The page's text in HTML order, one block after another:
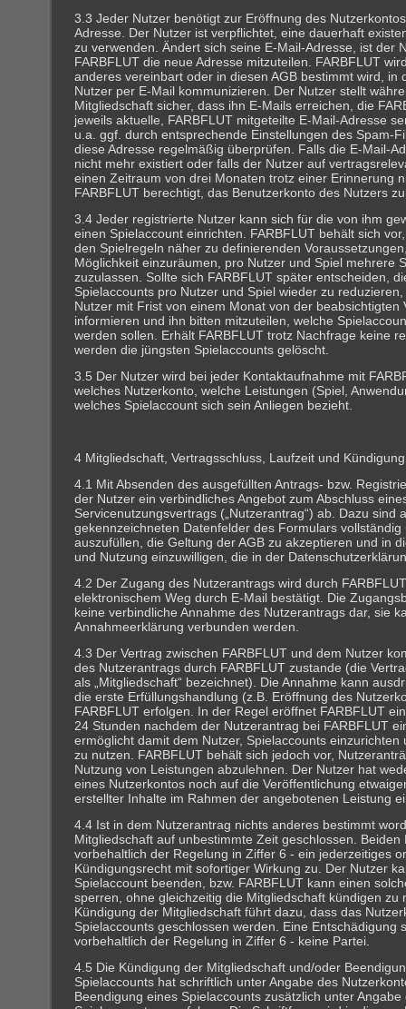
3.3 Jeder Nutzer benötigt zur Eröffnung des
Adresse. Der Nutzer ist verpflichtet, eine dauerhaft
zu verwenden. Ändert sich seine E-Mail-Adresse, ist der
FARBFLUT die neue Adresse mitzuteilen. FARBFLUT
anderes vereinbart oder in diesen AGB bestimmt wird, in
Nutzer per E-Mail kommunizieren. Der Nutzer stellt
Mitgliedschaft sicher, dass ihn E-Mails erreichen, die
jeweils aktuelle, FARBFLUT mitgeteilte E-Mail-Adresse
u.a. ggf. durch entsprechende Einstellungen des Spam-
diese Adresse regelmäßig überprüfen. Falls die E-Mail-
nicht mehr existiert oder falls der Nutzer auf
einen Zeitraum von drei Monaten trotz einer Erinnerung
FARBFLUT berechtigt, das Benutzerkonto des Nutzers
3.4 Jeder registrierte Nutzer kann sich für die von ihm
einen Spielaccount einrichten. FARBFLUT behält sich
den Spielregeln näher zu definierenden
Möglichkeit einzuräumen, pro Nutzer und Spiel mehrere
zuzulassen. Sollte sich FARBFLUT später entscheiden,
Spielaccounts pro Nutzer und Spiel wieder zu
Nutzer mit Frist von einem Monat von der beabsichtigten
informieren und ihn bitten mitzuteilen, welche
werden sollen. Erhält FARBFLUT trotz Nachfrage keine
werden die jüngsten Spielaccounts gelöscht.
3.5 Der Nutzer wird bei jeder Kontaktaufnahme mit
welches Nutzerkonto, welche Leistungen (Spiel,
welches Spielaccount sich sein Anliegen bezieht.
4 Mitgliedschaft, Vertragsschluss, Laufzeit und Kündigung
4.1 Mit Absenden des ausgefüllten Antrags- bzw.
der Nutzer ein verbindliches Angebot zum Abschluss
Servicenutzungsvertrags („Nutzerantrag“) ab. Dazu sind
gekennzeichneten Datenfelder des Formulars vollständig
auszufüllen, die Geltung der AGB zu akzeptieren und in
und Nutzung einzuwilligen, die in der
4.2 Der Zugang des Nutzerantrags wird durch
elektronischem Weg durch E-Mail bestätigt. Die
keine verbindliche Annahme des Nutzerantrags dar, sie
Annahmeerklärung verbunden werden.
4.3 Der Vertrag zwischen FARBFLUT und dem Nutzer
des Nutzerantrags durch FARBFLUT zustande (die
als „Mitgliedschaft“ bezeichnet). Die Annahme kann
die erste Erfüllungshandlung (z.B. Eröffnung des
FARBFLUT erfolgen. In der Regel eröffnet FARBFLUT
24 Stunden nachdem der Nutzerantrag bei FARBFLUT
ermöglicht damit dem Nutzer, Spielaccounts einzurichten
zu nutzen. FARBFLUT behält sich jedoch vor,
Nutzung von Leistungen abzulehnen. Der Nutzer hat
eines Nutzerkontos noch auf die Veröffentlichung
erstellter Inhalte im Rahmen der angebotenen Leistung
4.4 Ist in dem Nutzerantrag nichts anderes bestimmt
Mitgliedschaft auf unbestimmte Zeit geschlossen. Beiden
vorbehaltlich der Regelung in Ziffer 6 - ein jederzeitiges
Kündigungsrecht mit sofortiger Wirkung zu. Der Nutzer
Spielaccount beenden, bzw. FARBFLUT kann einen
sperren, ohne gleichzeitig die Mitgliedschaft kündigen zu
Kündigung der Mitgliedschaft führt dazu, dass das
Spielaccounts geschlossen werden. Eine Entschädigung
vorbehaltlich der Regelung in Ziffer 6 - keine Partei.
4.5 Die Kündigung der Mitgliedschaft und/oder
Spielaccounts hat schriftlich unter Angabe des
Beendigung eines Spielaccounts zusätzlich unter